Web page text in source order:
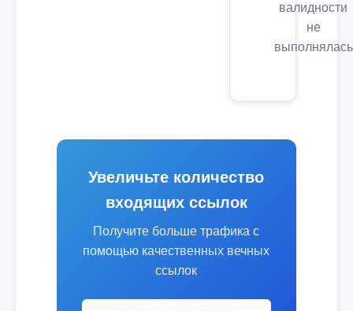
валидности
не
выполнялась
Увеличьте количество
входящих ссылок
Получите больше трафика с
помощью качественных вечных
ссылок